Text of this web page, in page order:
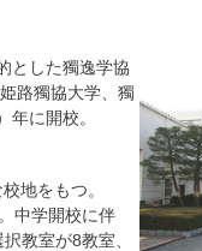
とした獨逸学協
路獨協大学、獨
に開校。
地をもつ。
中学開校に伴
教室が8教室、